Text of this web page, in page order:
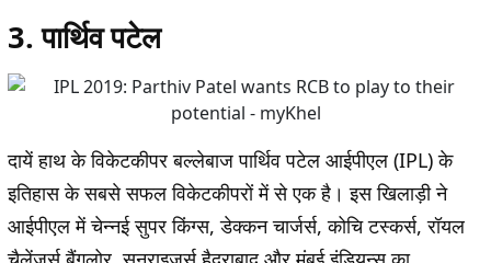
3. पार्थिव पटेल
दायें हाथ के विकेटकीपर बल्लेबाज पार्थिव पटेल आईपीएल (IPL) के
इतिहास के सबसे सफल विकेटकीपरों में से एक है। इस खिलाड़ी ने
आईपीएल में चेन्नई सुपर किंग्स, डेक्कन चार्जर्स, कोचि टस्कर्स, रॉयल